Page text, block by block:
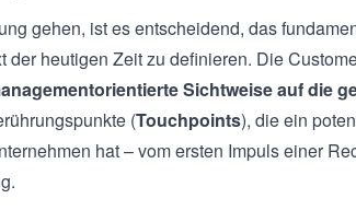
gehen, ist es entscheidend, das
der heutigen Zeit zu definieren. Die
Sichtweise auf die
(Touchpoints), die ein
hat – vom ersten Impuls einer